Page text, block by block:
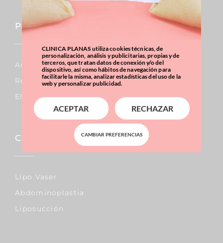
Pecho
Aumento De Pecho
Reducción De Pecho
Elevación De Pecho
Corporal
Lipo Vaser
Abdominoplastia
Liposucción
CLINICA PLANAS utiliza cookies técnicas, de
personalización, análisis y publicitarias, propias y de
terceros, que tratan datos de conexión y/o del
dispositivo, así como hábitos de navegación para
facilitarle la misma, analizar estadísticas del uso de la
web y personalizar publicidad.
ACEPTAR RECHAZAR
CAMBIAR PREFERENCIAS